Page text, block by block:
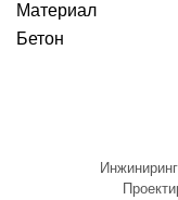
Материал
Бетон